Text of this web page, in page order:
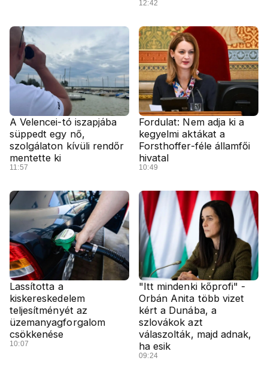
12:42
A Velencei-tó iszapjába
süppedt egy nő,
szolgálaton kívüli rendőr
mentette ki
11:57
Fordulat: Nem adja ki a
kegyelmi aktákat a
Forsthoffer-féle államfői
hivatal
10:49
Lassította a
kiskereskedelem
teljesítményét az
üzemanyagforgalom
csökkenése
10:07
"Itt mindenki kőprofi" -
Orbán Anita több vizet
kért a Dunába, a
szlovákok azt
válaszolták, majd adnak,
ha esik
09:24